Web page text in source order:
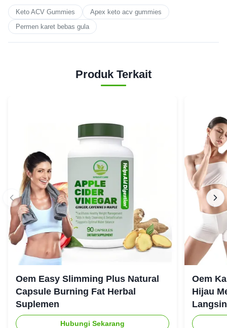
Keto ACV Gummies
Apex keto acv gummies
Permen karet bebas gula
Produk Terkait
Oem Easy Slimming Plus Natural
Capsule Burning Fat Herbal
Suplemen
Hubungi Sekarang
Oem
Hijau